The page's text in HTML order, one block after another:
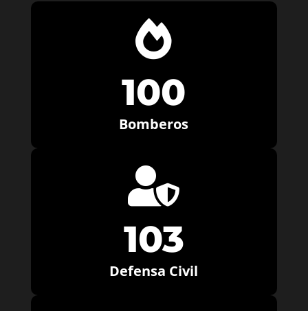

100
Bomberos

103
Defensa Civil